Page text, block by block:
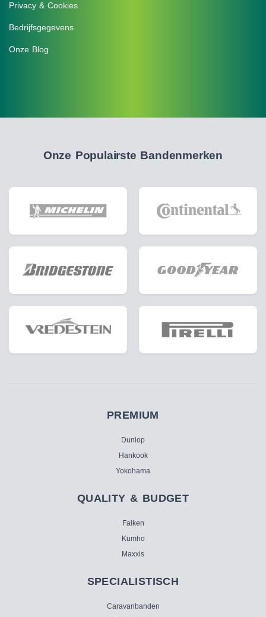
Privacy & Cookies
Bedrijfsgegevens
Onze Blog
Onze Populairste Bandenmerken
PREMIUM
Dunlop
Hankook
Yokohama
QUALITY & BUDGET
Falken
Kumho
Maxxis
SPECIALISTISCH
Caravanbanden